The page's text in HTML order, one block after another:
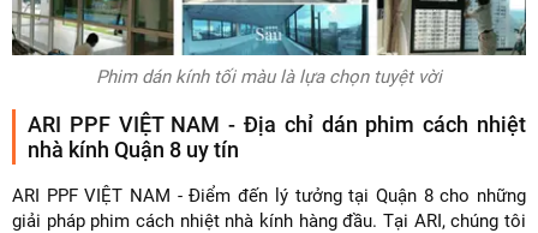
Phim dán kính tối màu là lựa chọn tuyệt vời
ARI PPF VIỆT NAM - Địa chỉ dán phim cách nhiệt
nhà kính Quận 8 uy tín
ARI PPF VIỆT NAM - Điểm đến lý tưởng tại Quận 8 cho những
giải pháp phim cách nhiệt nhà kính hàng đầu. Tại ARI, chúng tôi